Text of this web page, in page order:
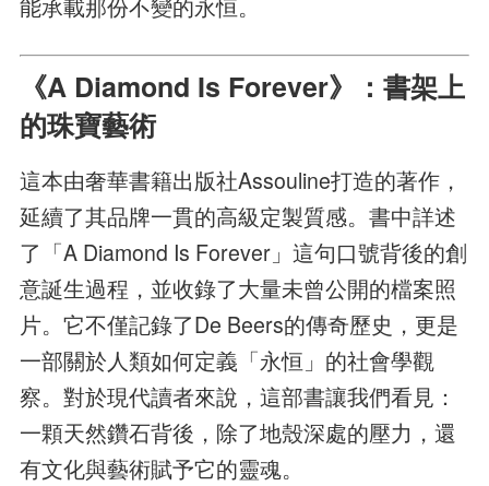
《A Diamond Is Forever》：書架上
的珠寶藝術
這本由奢華書籍出版社Assouline打造的著作，
延續了其品牌一貫的高級定製質感。書中詳述
了「A Diamond Is Forever」這句口號背後的創
意誕生過程，並收錄了大量未曾公開的檔案照
片。它不僅記錄了De Beers的傳奇歷史，更是
一部關於人類如何定義「永恒」的社會學觀
察。對於現代讀者來說，這部書讓我們看見：
一顆天然鑽石背後，除了地殼深處的壓力，還
有文化與藝術賦予它的靈魂。